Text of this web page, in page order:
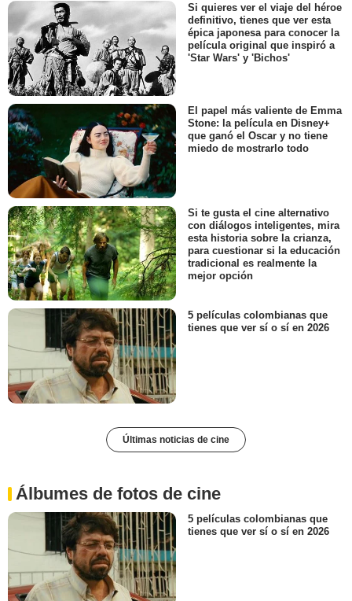
Si quieres ver el viaje del héroe
definitivo, tienes que ver esta
épica japonesa para conocer la
película original que inspiró a
'Star Wars' y 'Bichos'
El papel más valiente de Emma
Stone: la película en Disney+
que ganó el Oscar y no tiene
miedo de mostrarlo todo
Si te gusta el cine alternativo
con diálogos inteligentes, mira
esta historia sobre la crianza,
para cuestionar si la educación
tradicional es realmente la
mejor opción
5 películas colombianas que
tienes que ver sí o sí en 2026
Últimas noticias de cine
Álbumes de fotos de cine
5 películas colombianas que
tienes que ver sí o sí en 2026